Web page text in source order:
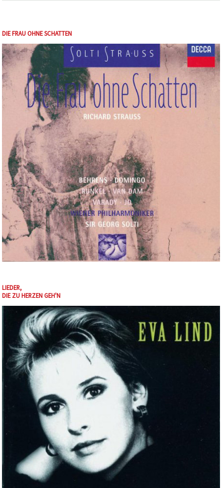
DIE FRAU OHNE SCHATTEN
LIEDER,
DIE ZU HERZEN GEH'N